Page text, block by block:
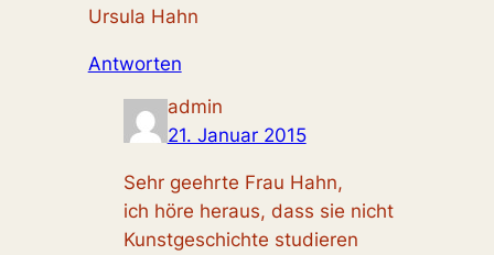
Ursula Hahn
Antworten
admin
21. Januar 2015
Sehr geehrte Frau Hahn,
ich höre heraus, dass sie nicht
Kunstgeschichte studieren